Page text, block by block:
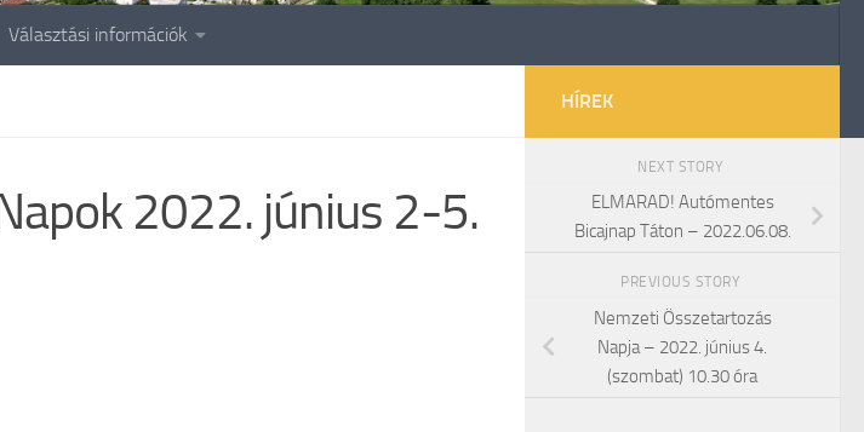
Választási információk
2022. június 2-5.
HÍREK
NEXT STORY
ELMARAD! Autómentes
Bicajnap Táton – 2022.06.08.
PREVIOUS STORY
Nemzeti Összetartozás
Napja – 2022. június 4.
(szombat) 10.30 óra